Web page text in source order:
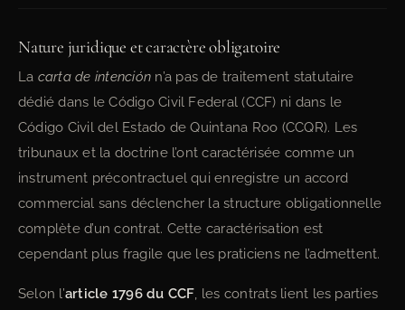
Nature juridique et caractère obligatoire
La carta de intención n’a pas de traitement statutaire
dédié dans le Código Civil Federal (CCF) ni dans le
Código Civil del Estado de Quintana Roo (CCQR). Les
tribunaux et la doctrine l’ont caractérisée comme un
instrument précontractuel qui enregistre un accord
commercial sans déclencher la structure obligationnelle
complète d’un contrat. Cette caractérisation est
cependant plus fragile que les praticiens ne l’admettent.
Selon l’article 1796 du CCF, les contrats lient les parties